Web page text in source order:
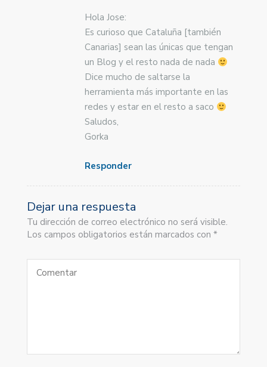
Hola Jose:
Es curioso que Cataluña [también
Canarias] sean las únicas que tengan
un Blog y el resto nada de nada
Dice mucho de saltarse la
herramienta más importante en las
redes y estar en el resto a saco
Saludos,
Gorka
Responder
Dejar una respuesta
Tu dirección de correo electrónico no será visible.
Los campos obligatorios están marcados con *